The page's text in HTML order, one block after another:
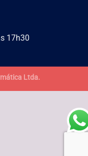
17h30
Ltda.